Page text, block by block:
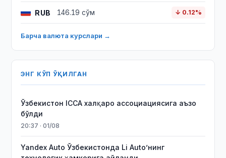
RUB 146.19 сўм ↓ 0.12%
Барча валюта курслари →
ЭНГ КЎП ЎҚИЛГАН
Ўзбекистон ICCA халқаро ассоциациясига аъзо
бўлди
20:37 · 01/08
Yandex Auto Ўзбекистонда Li Auto’нинг